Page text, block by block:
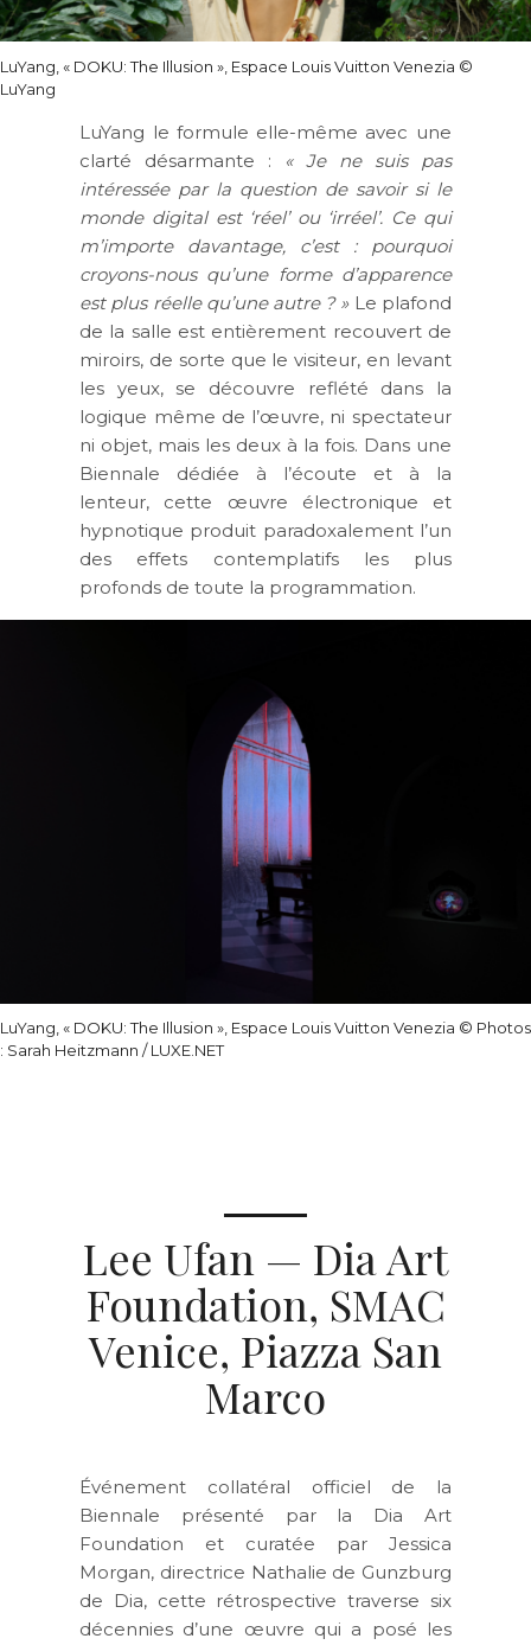
LuYang, « DOKU: The Illusion », Espace Louis Vuitton Venezia ©
LuYang
LuYang le formule elle-même avec une
clarté désarmante :
« Je ne suis pas
intéressée par la question de savoir si le
monde digital est ‘réel’ ou ‘irréel’. Ce qui
m’importe davantage, c’est : pourquoi
croyons-nous qu’une forme d’apparence
est plus réelle qu’une autre ? » Le plafond
de la salle est entièrement recouvert de
miroirs, de sorte que le visiteur, en levant
les yeux, se découvre reflété dans la
logique même de l’œuvre, ni spectateur
ni objet, mais les deux à la fois. Dans une
Biennale dédiée à l’écoute et à la
lenteur, cette œuvre électronique et
hypnotique produit paradoxalement l’un
des effets contemplatifs les plus
profonds de toute la programmation.
LuYang, « DOKU: The Illusion », Espace Louis Vuitton Venezia © Photos
: Sarah Heitzmann / LUXE.NET
Lee Ufan — Dia Art
Foundation, SMAC
Venice, Piazza San
Marco
Événement collatéral officiel de la
Biennale présenté par la Dia Art
Foundation et curatée par Jessica
Morgan, directrice Nathalie de Gunzburg
de Dia, cette rétrospective traverse six
décennies d’une œuvre qui a posé les